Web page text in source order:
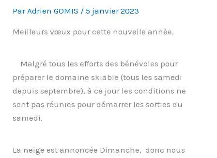
Par Adrien GOMIS /5 janvier 2023
Meilleurs vœux pour cette nouvelle année.
Malgré tous les efforts des bénévoles pour
préparer le domaine skiable (tous les samedi
depuis septembre), à ce jour les conditions ne
sont pas réunies pour démarrer les sorties du
samedi.
La neige est annoncée Dimanche, donc nous